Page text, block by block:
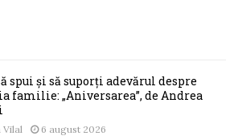
spui și să suporți adevărul despre
familie: „Aniversarea”, de Andrea
Vilal 6 august 2026